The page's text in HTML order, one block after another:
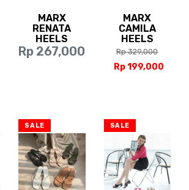
MARX
RENATA
HEELS
Rp 267,000
MARX
CAMILA
HEELS
Rp 329,000
Rp 199,000
SALE SALE